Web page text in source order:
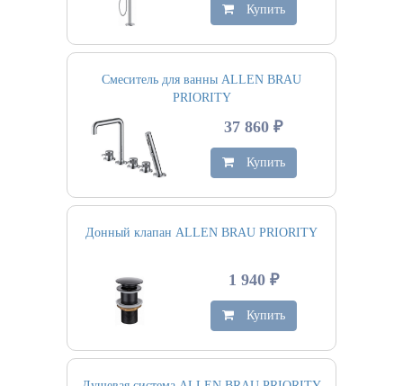
Купить
Смеситель для ванны ALLEN BRAU
PRIORITY
37 860 ₽
Купить
Донный клапан ALLEN BRAU PRIORITY
1 940 ₽
Купить